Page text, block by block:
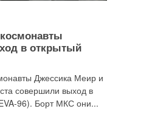
в открытый
Джессика Меир и
совершили выход в
96). Борт МКС они...